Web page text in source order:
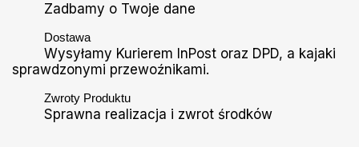
Zadbamy o Twoje dane
Dostawa
Wysyłamy Kurierem InPost oraz DPD, a kajaki
sprawdzonymi przewoźnikami.
Zwroty Produktu
Sprawna realizacja i zwrot środków